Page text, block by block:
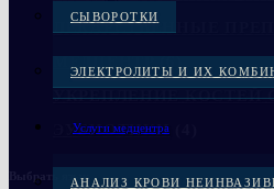
СЫВОРОТКИ
ЭЛЕКТРОЛИТЫ И ИХ
Услуги медцентра
АНАЛИЗ КРОВИ
ЛЕКАРСТВЕННЫЕ
МЕДЦЕНТР(6)
УКРЕПЛЕНИЕ КОСТЕЙ
ЭУБИОТИКИ
Выбрать язык